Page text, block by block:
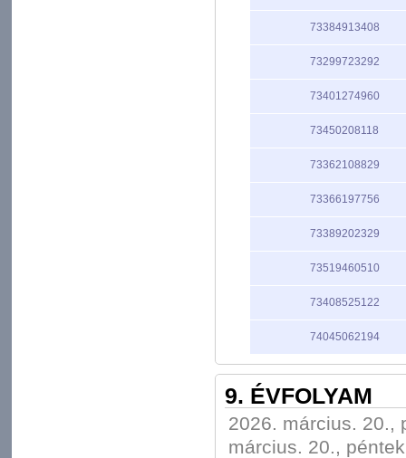
73384913408
73299723292
73401274960
73450208118
73362108829
73366197756
73389202329
73519460510
73408525122
74045062194
9. ÉVFOLYAM
2026. március. 20.,
március. 20.,